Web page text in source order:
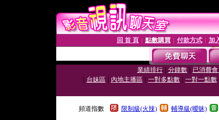
回 首 頁 點數購買│ 付款方式│ 加
業績排行| 分鐘數| 已消費
| 台妹區| 內地主播區| 一對多點數| 一對一點數
頻道指數 限制級(火辣) 輔導級(曖昧)